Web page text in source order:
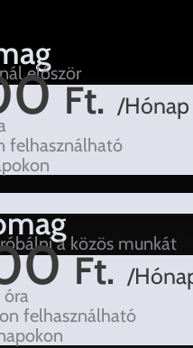
először
Ft. /Hónap
felhasználható
a közös munkát
Ft. /
óra
felhasználható